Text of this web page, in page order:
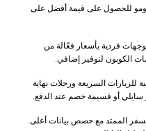
للحصول على قيمة أفضل على
فردية بأسعار فعّالة من
الكوبون لتوفير إضافي.
للزيارات السريعة ورحلات نهاية
سايلي أو قسيمة خصم عند الدفع.
الممتد مع حصص بيانات أعلى.